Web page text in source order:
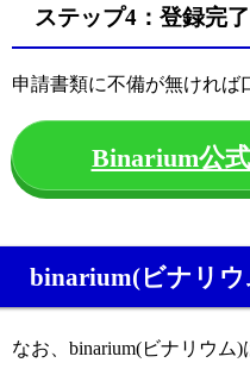
ステップ4：登録完了
申請書類に不備が無ければ
Binarium公
binarium(ビナリウ
なお、binarium(ビナリウム